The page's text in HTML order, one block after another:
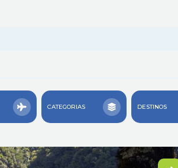
CATEGORIAS DESTINOS